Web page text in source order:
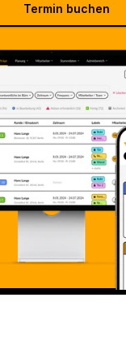
Termin buchen